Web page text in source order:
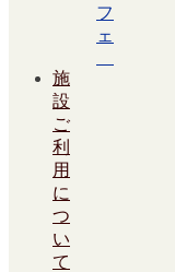
フ
ェ
施
設
ご
利
用
に
つ
い
て